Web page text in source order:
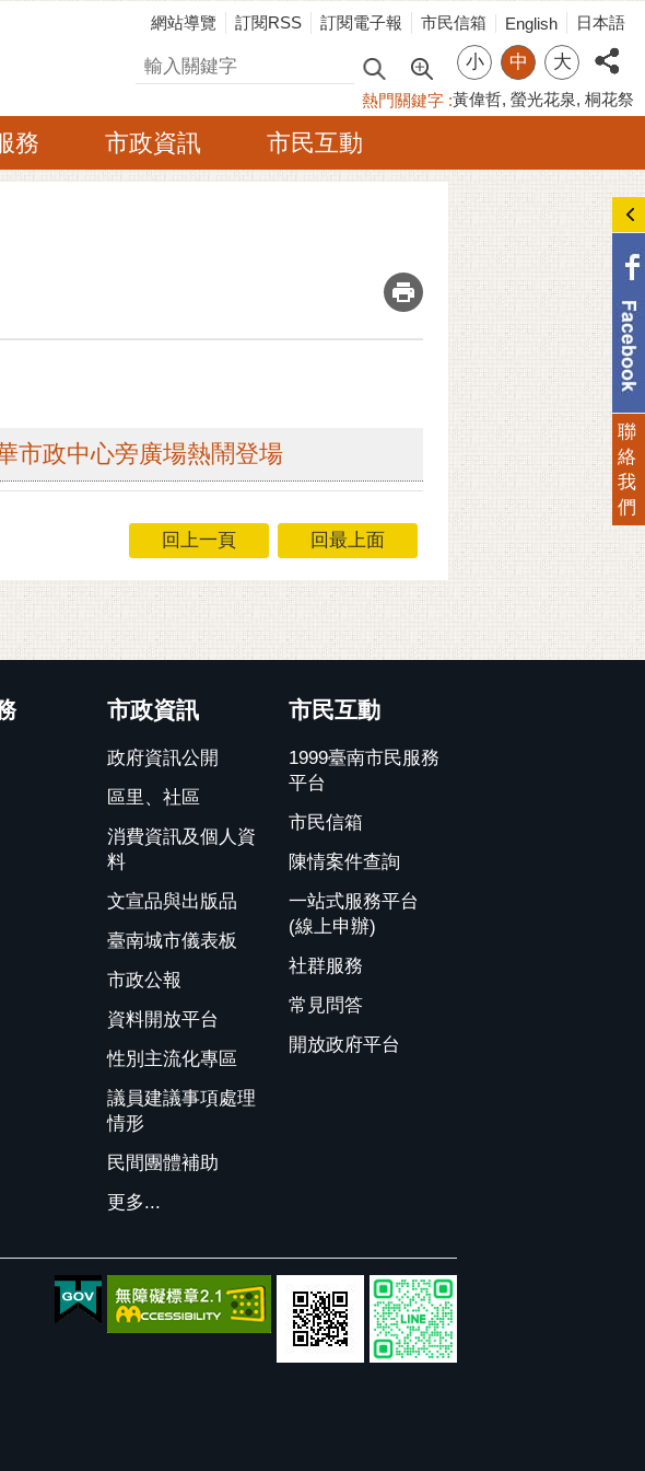
網站導覽 訂閱RSS 訂閱電子報 市民信箱 English 日本語
搜尋 小 中 大
熱門關鍵字 黃偉哲 螢光花泉 桐花祭
務 市政資訊 市民互動
_
市政中心旁廣場熱鬧登場
回上一頁 回最上面
市政資訊
政府資訊公開
區里、社區
消費資訊及個人資
料
文宣品與出版品
臺南城市儀表板
市政公報
資料開放平台
性別主流化專區
議員建議事項處理
情形
民間團體補助
更多...
市民互動
1999臺南市民服務
平台
市民信箱
陳情案件查詢
一站式服務平台
(線上申辦)
社群服務
常見問答
開放政府平台
聯
絡
我
們